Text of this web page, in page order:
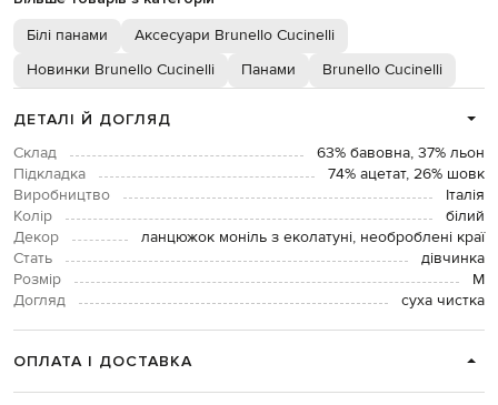
Білі панами
Аксесуари Brunello Cucinelli
Новинки Brunello Cucinelli
Панами Brunello Cucinelli
ДЕТАЛІ Й ДОГЛЯД
Склад
63% бавовна, 37% льон
Підкладка
74% ацетат, 26% шовк
Виробництво
Італія
Колір
білий
Декор
ланцюжок моніль з еколатуні, необроблені краї
Стать
дівчинка
Розмір
M
Догляд
суха чистка
ОПЛАТА І ДОСТАВКА